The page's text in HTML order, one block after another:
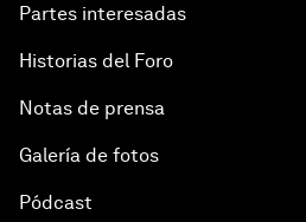
Partes interesadas
Historias del Foro
Notas de prensa
Galería de fotos
Pódcast